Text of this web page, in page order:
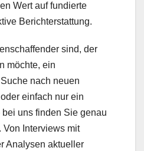
Wert auf fundierte
Berichterstattung.
sind, der
möchte, ein
nach neuen
einfach nur ein
uns finden Sie genau
Interviews mit
Analysen aktueller